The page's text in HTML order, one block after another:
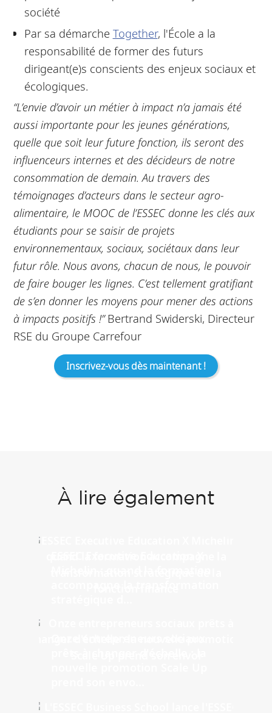
société
Par sa démarche Together, l'École a la
responsabilité de former des futurs
dirigeant(e)s conscients des enjeux sociaux et
écologiques.
“L’envie d’avoir un métier à impact n’a jamais été
aussi importante pour les jeunes générations,
quelle que soit leur future fonction, ils seront des
influenceurs internes et des décideurs de notre
consommation de demain. Au travers des
témoignages d’acteurs dans le secteur agro-
alimentaire, le MOOC de l’ESSEC donne les clés aux
étudiants pour se saisir de projets
environnementaux, sociaux, sociétaux dans leur
futur rôle. Nous avons, chacun de nous, le pouvoir
de faire bouger les lignes. C’est tellement gratifiant
de s’en donner les moyens pour mener des actions
à impacts positifs !”Bertrand Swiderski, Directeur
RSE du Groupe Carrefour
Inscrivez-vous dès maintenant !
À lire également